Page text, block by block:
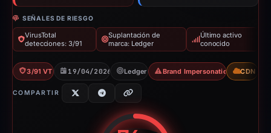
SEÑALES DE RIESGO
VirusTotal
detecciones: 3/91
Suplantación de
marca: Ledger
Último activo
conocido
3/91 VT 19/04/2026 Ledger Brand Impersonation CDN
COMPARTIR